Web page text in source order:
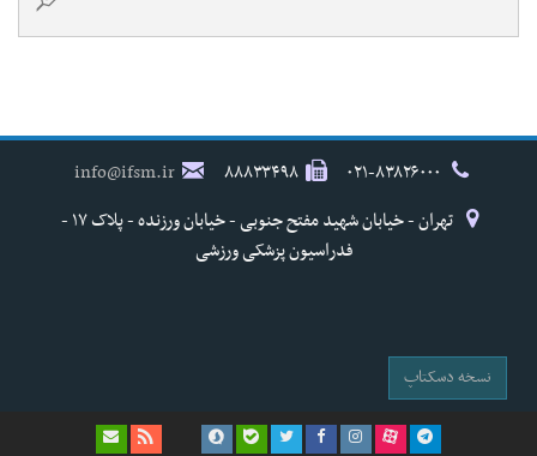
۸۸۸۳۳۴۹۸
info@ifsm.ir
تهران - خیابان شهید مفتح جنوبی - خیابان ورزنده - پلاک ۱۷ -
فدراسیون پزشکی ورزشی
نسخه دسکتاپ